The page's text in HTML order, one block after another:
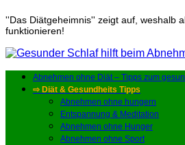
''Das Diätgeheimnis'' zeigt auf, weshalb
funktionieren!
Abnehmen ohne Diät – Tipps zum
⇨ Diät & Gesundheits Tipps
Abnehmen ohne hungern
Entspannung & Meditation
Abnehmen ohne Hunger
Abnehmen ohne Sport